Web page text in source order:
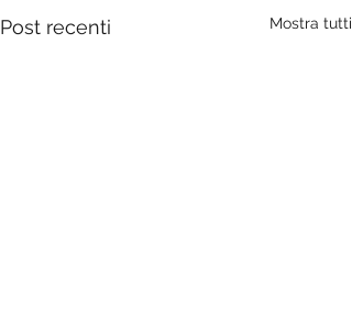
Post recenti Mostra tutti